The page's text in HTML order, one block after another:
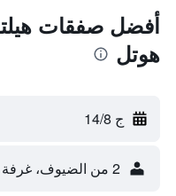
أفضل صفقات
هوتل
ج 14/8
2 من الضيوف، غرفة واحدة